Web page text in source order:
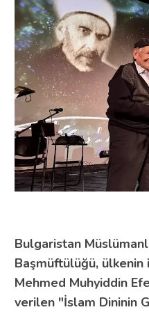
Bulgaristan
Başmüftülüğü,
Mehmed Muhyiddin
verilen "İslam Dininin